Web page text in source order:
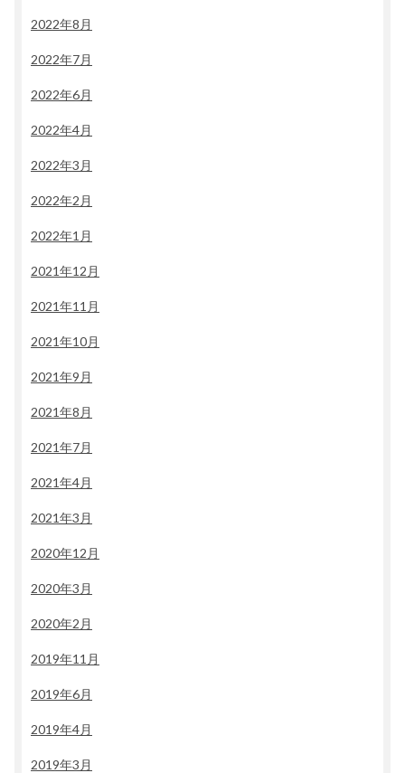
2022年8月
2022年7月
2022年6月
2022年4月
2022年3月
2022年2月
2022年1月
2021年12月
2021年11月
2021年10月
2021年9月
2021年8月
2021年7月
2021年4月
2021年3月
2020年12月
2020年3月
2020年2月
2019年11月
2019年6月
2019年4月
2019年3月